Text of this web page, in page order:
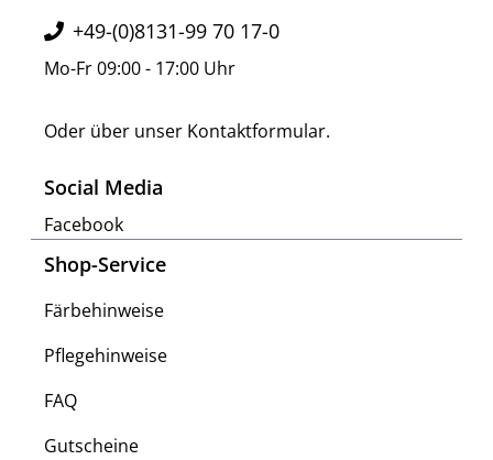
+49-(0)8131-99 70 17-0
Mo-Fr 09:00 - 17:00 Uhr
Oder über unser Kontaktformular.
Social Media
Facebook
Shop-Service
Färbehinweise
Pflegehinweise
FAQ
Gutscheine